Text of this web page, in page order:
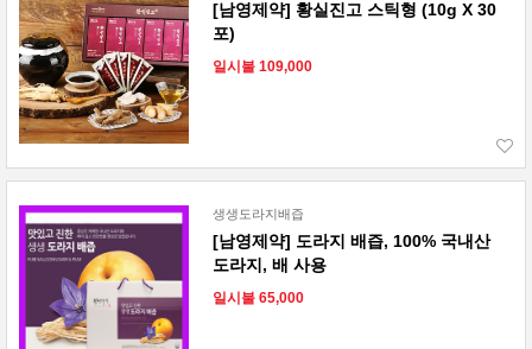
[남영제약] 황실진고 스틱형 (10g X 30
포)
일시불 109,000
생생도라지배즙
[남영제약] 도라지 배즙, 100% 국내산
도라지, 배 사용
일시불 65,000